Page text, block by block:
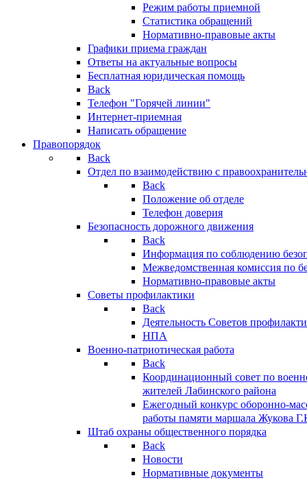
Режим работы приемной
Статистика обращений
Нормативно-правовые акты
Графики приема граждан
Ответы на актуальные вопросы
Бесплатная юридическая помощь
Back
Телефон "Горячей линии"
Интернет-приемная
Написать обращение
Правопорядок
Back
Отдел по взаимодействию с
Back
Положение об отделе
Телефон доверия
Безопасность дорожного движения
Back
Информация по соблюдению
Межведомственная комиссия по
Нормативно-правовые акты
Советы профилактики
Back
Деятельность Советов
НПА
Военно-патриотическая работа
Back
Координационный совет по
жителей Лабинского района
Ежегодный конкурс оборонно-
работы памяти маршала Жукова
Штаб охраны общественного порядка
Back
Новости
Нормативные документы